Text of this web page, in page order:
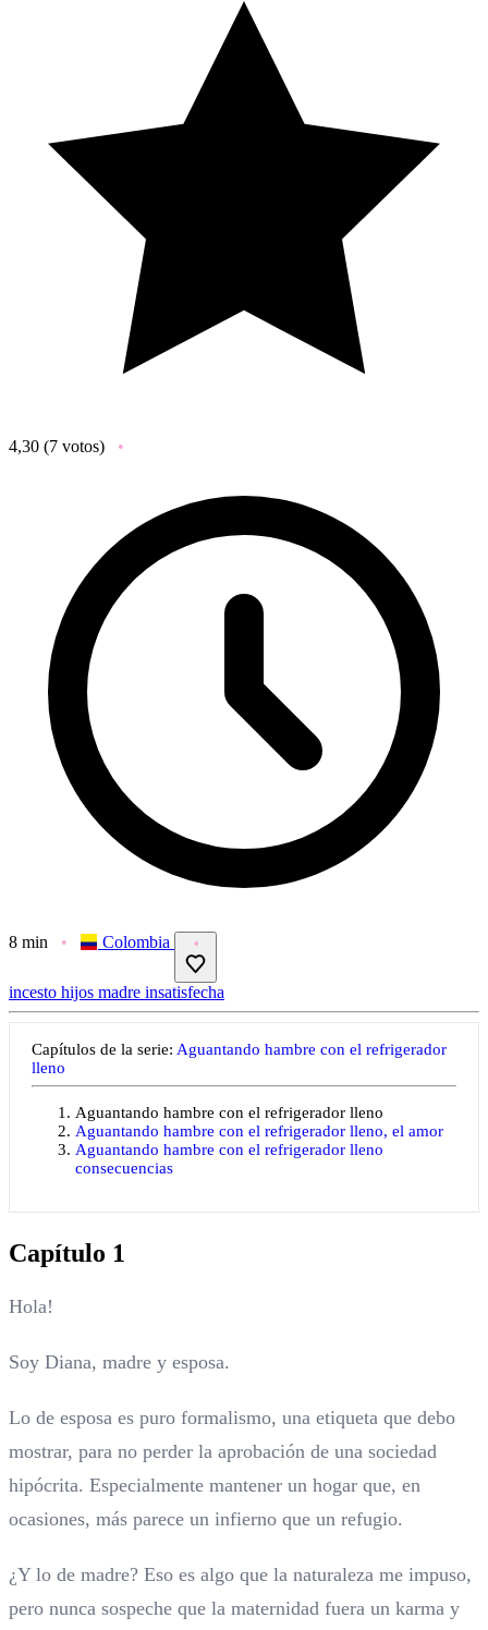
4,30 (7 votos)
8 min Colombia
incesto hijos madre insatisfecha
Capítulos de la serie: Aguantando hambre con el refrigerador
lleno
Aguantando hambre con el refrigerador lleno
Aguantando hambre con el refrigerador lleno, el amor
Aguantando hambre con el refrigerador lleno
consecuencias
Capítulo 1
Hola!
Soy Diana, madre y esposa.
Lo de esposa es puro formalismo, una etiqueta que debo
mostrar, para no perder la aprobación de una sociedad
hipócrita. Especialmente mantener un hogar que, en
ocasiones, más parece un infierno que un refugio.
¿Y lo de madre? Eso es algo que la naturaleza me impuso,
pero nunca sospeche que la maternidad fuera un karma y